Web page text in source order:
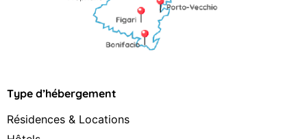
Type d’hébergement
Résidences & Locations